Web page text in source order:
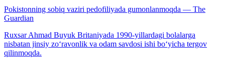
Pokistonning sobiq vaziri pedofiliyada gumonlanmoqda — The
Guardian
Ruxsar Ahmad Buyuk Britaniyada 1990-yillardagi bolalarga
nisbatan jinsiy zo‘ravonlik va odam savdosi ishi bo‘yicha tergov
qilinmoqda.